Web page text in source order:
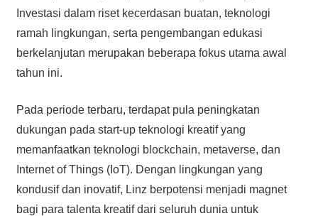
Investasi dalam riset kecerdasan buatan, teknologi
ramah lingkungan, serta pengembangan edukasi
berkelanjutan merupakan beberapa fokus utama awal
tahun ini.
Pada periode terbaru, terdapat pula peningkatan
dukungan pada start-up teknologi kreatif yang
memanfaatkan teknologi blockchain, metaverse, dan
Internet of Things (IoT). Dengan lingkungan yang
kondusif dan inovatif, Linz berpotensi menjadi magnet
bagi para talenta kreatif dari seluruh dunia untuk